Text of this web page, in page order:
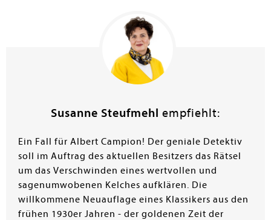
Susanne Steufmehl empfiehlt:
Ein Fall für Albert Campion! Der geniale Detektiv
soll im Auftrag des aktuellen Besitzers das Rätsel
um das Verschwinden eines wertvollen und
sagenumwobenen Kelches aufklären. Die
willkommene Neuauflage eines Klassikers aus den
frühen 1930er Jahren - der goldenen Zeit der